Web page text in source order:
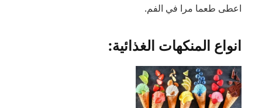
اعطى طعما مرا في الفم.
انواع المنكهات الغذائية: